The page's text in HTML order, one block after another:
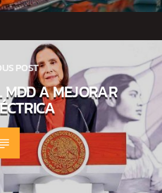
POST
A MEJORAR